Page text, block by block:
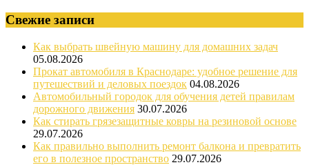
Свежие записи
Как выбрать швейную машину для домашних задач
05.08.2026
Прокат автомобиля в Краснодаре: удобное решение для
путешествий и деловых поездок 04.08.2026
Автомобильный городок для обучения детей правилам
дорожного движения 30.07.2026
Как стирать грязезащитные ковры на резиновой основе
29.07.2026
Как правильно выполнить ремонт балкона и превратить
его в полезное пространство 29.07.2026